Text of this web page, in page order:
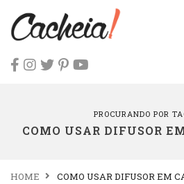
PROCURANDO POR
COMO USAR DIFUSOR
HOME COMO USAR DIFUSOR EM